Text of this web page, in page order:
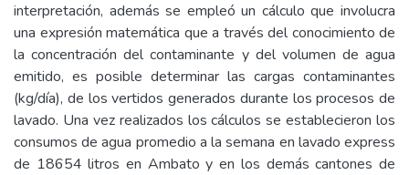
interpretación, además se empleó un cálculo que involucra
una expresión matemática que a través del conocimiento de
la concentración del contaminante y del volumen de agua
emitido, es posible determinar las cargas contaminantes
(kg/día), de los vertidos generados durante los procesos de
lavado. Una vez realizados los cálculos se establecieron los
consumos de agua promedio a la semana en lavado express
de 18654 litros en Ambato y en los demás cantones de